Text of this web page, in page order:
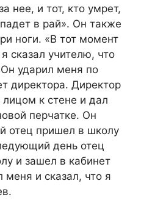
нее, и тот, кто умрет,
в рай». Он также
ноги. «В тот момент
сказал учителю, что
ударил меня по
директора. Директор
лицом к стене и дал
перчатке. Он
отец пришел в школу
день отец
и зашел в кабинет
меня и сказал, что я